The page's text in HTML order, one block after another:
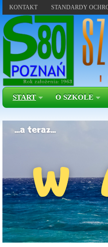
KONTAKT STANDARDY
START O SZKOLE